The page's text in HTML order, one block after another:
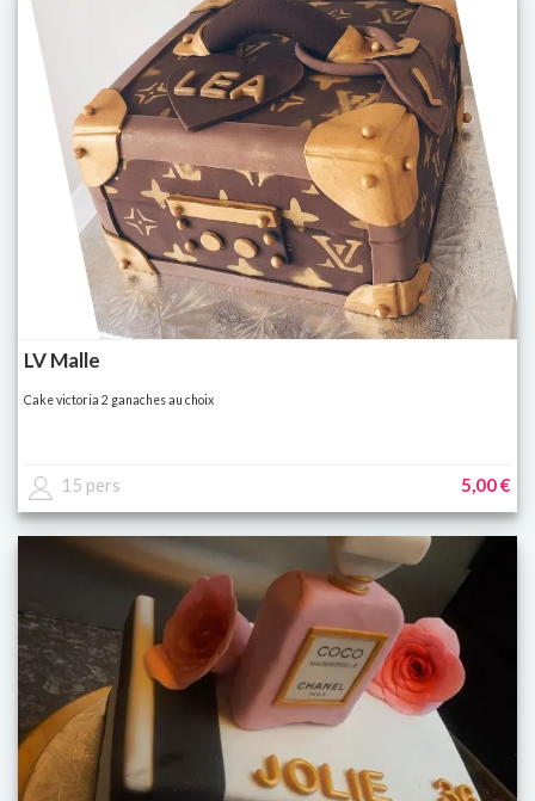
LV Malle
Cake victoria 2 ganaches au choix
15 pers 5,00 €